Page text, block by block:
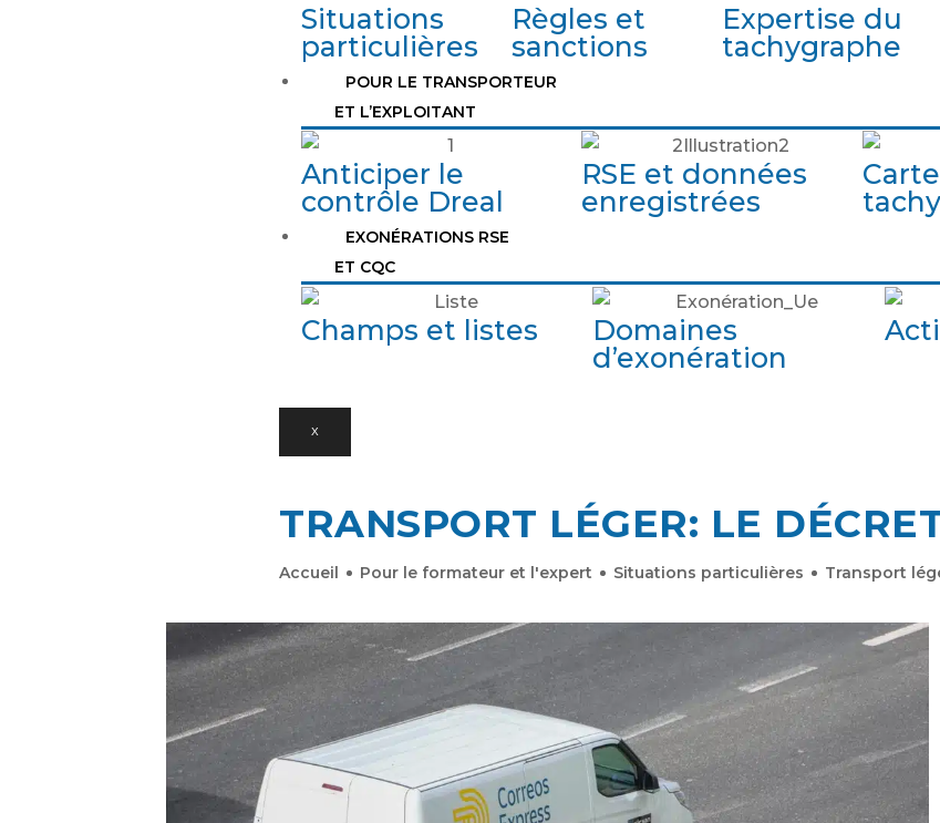
Situations
particulières
Règles et
sanctions
Expertise du
tachygraphe
POUR LE TRANSPORTEUR
ET L’EXPLOITANT
Anticiper le
contrôle Dreal
RSE et données
enregistrées
EXONÉRATIONS RSE
ET CQC
Champs et listes
Domaines
d’exonération
X
TRANSPORT LÉGER: LE
Accueil Pour le formateur et l'expert Situations particulières Transport